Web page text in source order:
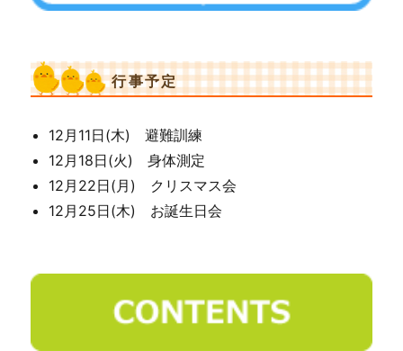
行事予定
12月11日(木) 避難訓練
12月18日(火) 身体測定
12月22日(月) クリスマス会
12月25日(木) お誕生日会